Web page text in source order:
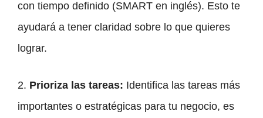
con tiempo definido (SMART en inglés). Esto te
ayudará a tener claridad sobre lo que quieres
lograr.
2. Prioriza las tareas: Identifica las tareas más
importantes o estratégicas para tu negocio, es